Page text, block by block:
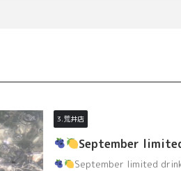
3.荒井店
September
September limited